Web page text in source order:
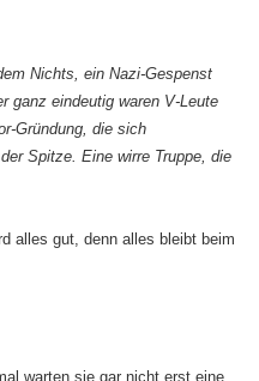
Nichts, ein Nazi-Gespenst
ganz eindeutig waren V-Leute
Gründung, die sich
Spitze. Eine wirre Truppe, die
alles gut, denn alles bleibt beim
warten sie gar nicht erst eine